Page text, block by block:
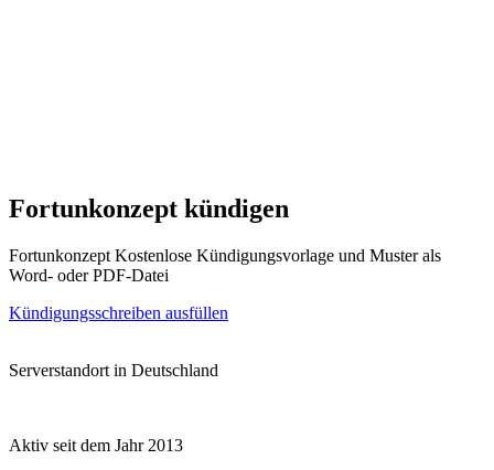
Fortunkonzept kündigen
Fortunkonzept Kostenlose Kündigungsvorlage und Muster als
Word- oder PDF-Datei
Kündigungsschreiben ausfüllen
Serverstandort in Deutschland
Aktiv seit dem Jahr 2013